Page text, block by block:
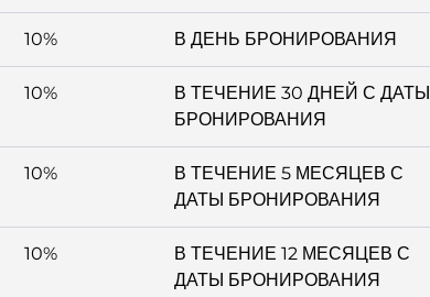
10% В ДЕНЬ БРОНИРОВАНИЯ
10%
В ТЕЧЕНИЕ 30 ДНЕЙ С ДАТЫ
БРОНИРОВАНИЯ
10%
В ТЕЧЕНИЕ 5 МЕСЯЦЕВ С
ДАТЫ БРОНИРОВАНИЯ
10%
В ТЕЧЕНИЕ 12 МЕСЯЦЕВ С
ДАТЫ БРОНИРОВАНИЯ